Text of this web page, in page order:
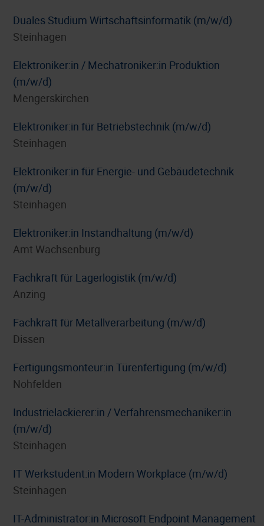
Duales Studium Wirtschaftsinformatik (m/w/d)
Steinhagen
Elektroniker:in / Mechatroniker:in Produktion
(m/w/d)
Mengerskirchen
Elektroniker:in für Betriebstechnik (m/w/d)
Steinhagen
Elektroniker:in für Energie- und Gebäudetechnik
(m/w/d)
Steinhagen
Elektroniker:in Instandhaltung (m/w/d)
Amt Wachsenburg
Fachkraft für Lagerlogistik (m/w/d)
Anzing
Fachkraft für Metallverarbeitung (m/w/d)
Dissen
Fertigungsmonteur:in Türenfertigung (m/w/d)
Nohfelden
Industrielackierer:in / Verfahrensmechaniker:in
(m/w/d)
Steinhagen
IT Werkstudent:in Modern Workplace (m/w/d)
Steinhagen
IT-Administrator:in Microsoft Endpoint Management